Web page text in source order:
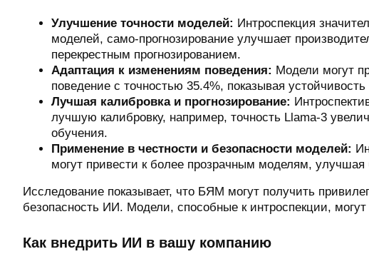
Улучшение точности моделей: Интроспекция
моделей, само-прогнозирование улучшает
перекрестным прогнозированием.
Адаптация к изменениям поведения: Модели могут
поведение с точностью 35.4%, показывая
Лучшая калибровка и прогнозирование:
лучшую калибровку, например, точность Llama-3
обучения.
Применение в честности и безопасности моделей:
могут привести к более прозрачным моделям, улучшая
Исследование показывает, что БЯМ могут получить
безопасность ИИ. Модели, способные к интроспекции,
Как внедрить ИИ в вашу компанию